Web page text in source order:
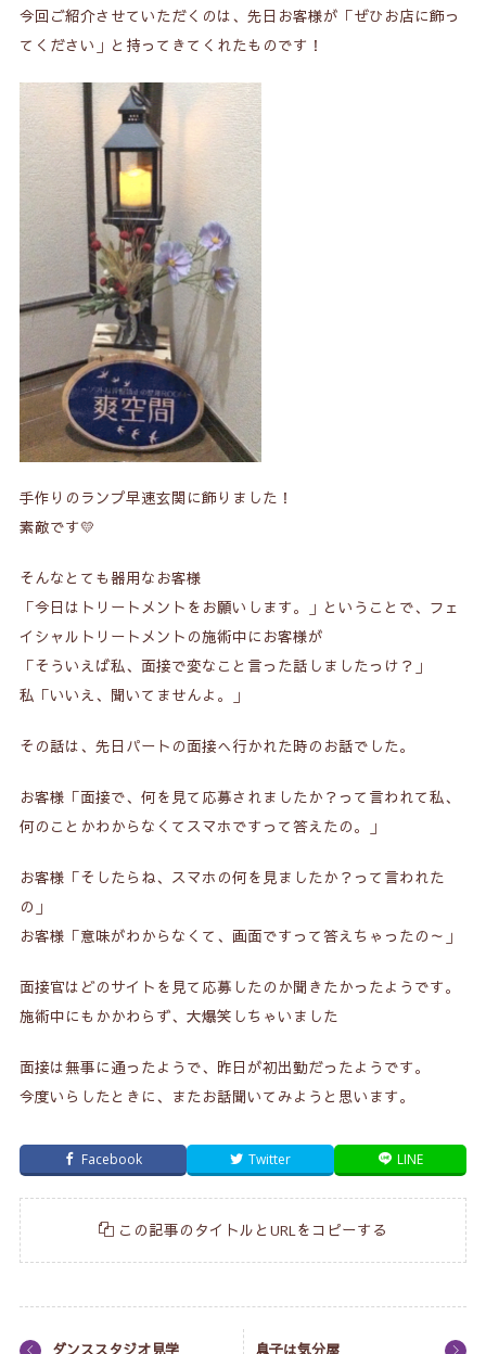
今回ご紹介させていただくのは、先日お客様が「ぜひお店に飾っ
てください」と持ってきてくれたものです！
手作りのランプ早速玄関に飾りました！
素敵です💛
そんなとても器用なお客様
「今日はトリートメントをお願いします。」ということで、フェ
イシャルトリートメントの施術中にお客様が
「そういえば私、面接で変なこと言った話しましたっけ？」
私「いいえ、聞いてませんよ。」
その話は、先日パートの面接へ行かれた時のお話でした。
お客様「面接で、何を見て応募されましたか？って言われて私、
何のことかわからなくてスマホですって答えたの。」
お客様「そしたらね、スマホの何を見ましたか？って言われた
の」
お客様「意味がわからなくて、画面ですって答えちゃったの～」
面接官はどのサイトを見て応募したのか聞きたかったようです。
施術中にもかかわらず、大爆笑しちゃいました
面接は無事に通ったようで、昨日が初出勤だったようです。
今度いらしたときに、またお話聞いてみようと思います。
Facebook Twitter LINE
この記事のタイトルとURLをコピーする
ダンススタジオ見学 息子は気分屋